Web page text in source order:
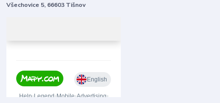
Všechovice 5, 66603 Tišnov